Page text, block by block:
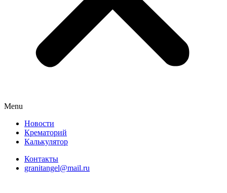
Menu
Новости
Крематорий
Калькулятор
Контакты
granitangel@mail.ru